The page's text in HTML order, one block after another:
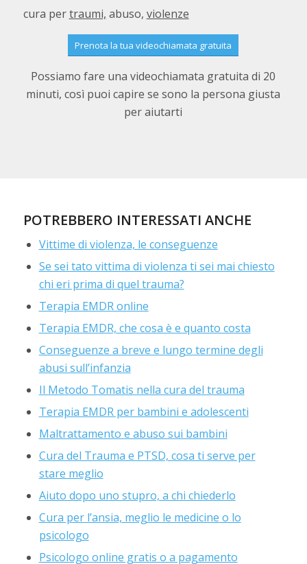
cura pertraumi, abuso, violenze
Prenota la tua videochiamata gratuita
Possiamo fare una videochiamata gratuita di 20
minuti, così puoi capire se sono la persona giusta
per aiutarti
POTREBBERO INTERESSATI ANCHE
Vittime di violenza, le conseguenze
Se sei tato vittima di violenza ti sei mai chiesto
chi eri prima di quel trauma?
Terapia EMDR online
Terapia EMDR, che cosa è e quanto costa
Conseguenze a breve e lungo termine degli
abusi sull’infanzia
Il Metodo Tomatis nella cura del trauma
Terapia EMDR per bambini e adolescenti
Maltrattamento e abuso sui bambini
Cura del Trauma e PTSD, cosa ti serve per
stare meglio
Aiuto dopo uno stupro, a chi chiederlo
Cura per l’ansia, meglio le medicine o lo
psicologo
Psicologo online gratis o a pagamento